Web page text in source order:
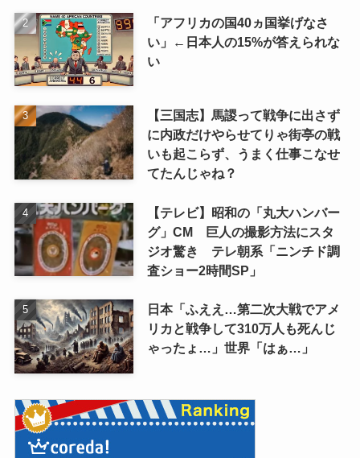
「アフリカの国40ヵ国挙げなさ
い」←日本人の15%が答えられな
い
【三国志】馬謖って戦争に出さず
に内政だけやらせてりゃ街亭の戦
いも起こらず、うまく仕事こなせ
てたんじゃね？
【テレビ】昭和の「丸大ハンバー
グ」CM 巨人の撮影方法にスタ
ジオ驚き テレ朝系「ニンチド調
査ショー2時間SP」
日本「ふええ…第二次大戦でアメ
リカと戦争して310万人も死んじ
ゃったょ…」世界「はぁ…」